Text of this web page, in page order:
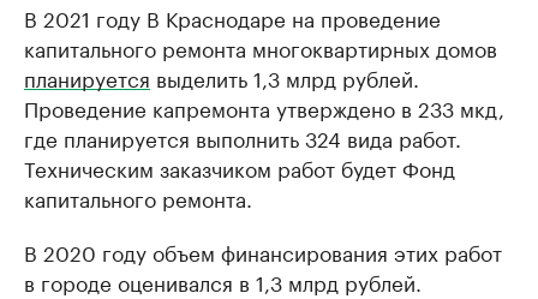
В 2021 году В Краснодаре на проведение
капитального ремонта многоквартирных домов
планируется выделить 1,3 млрд рублей.
Проведение капремонта утверждено в 233 мкд,
где планируется выполнить 324 вида работ.
Техническим заказчиком работ будет Фонд
капитального ремонта.
В 2020 году объем финансирования этих работ
в городе оценивался в 1,3 млрд рублей.